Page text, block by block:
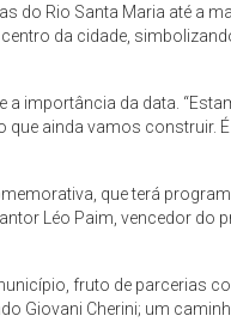
do Rio Santa Maria até a
da cidade,
importância da data.
ainda vamos construir.
que terá
Léo Paim, vencedor do
fruto de parcerias
Giovani Cherini; um